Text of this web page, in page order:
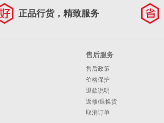
正品行货，精致服务
售后服务
售后政策
价格保护
退款说明
返修/退换货
取消订单